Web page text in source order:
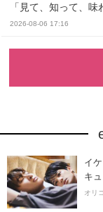
「見て、知って、味
2026-08-06 17:16
イ
キ
オリ